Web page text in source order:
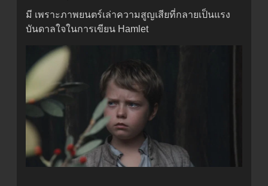
มี เพราะภาพยนตร์เล่าความสูญเสียที่กลายเป็นแรง
บันดาลใจในการเขียน Hamlet